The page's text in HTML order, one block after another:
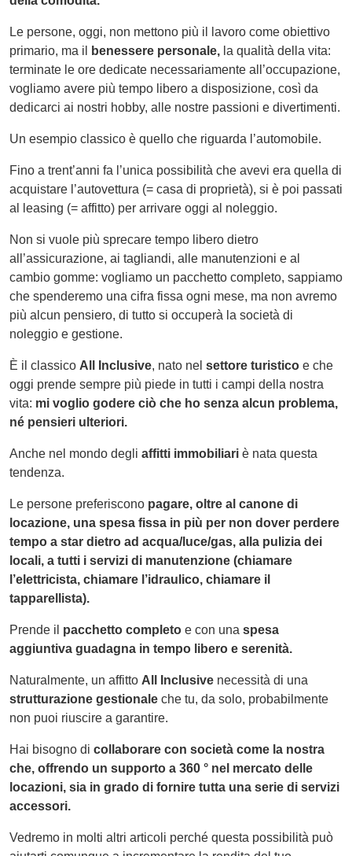
Le persone, oggi, non mettono più il lavoro come obiettivo
primario, ma il
benessere personale, la qualità della vita:
terminate le ore dedicate necessariamente all’occupazione,
vogliamo avere più tempo libero a disposizione, così da
dedicarci ai nostri hobby, alle nostre passioni e divertimenti.
Un esempio classico è quello che riguarda l’automobile.
Fino a trent’anni fa l’unica possibilità che avevi era quella di
acquistare l’autovettura (= casa di proprietà), si è poi passati
al leasing (= affitto) per arrivare oggi al noleggio.
Non si vuole più sprecare tempo libero dietro
all’assicurazione, ai tagliandi, alle manutenzioni e al
cambio gomme: vogliamo un pacchetto completo, sappiamo
che spenderemo una cifra fissa ogni mese, ma non avremo
più alcun pensiero, di tutto si occuperà la società di
noleggio e gestione.
È il classico All Inclusive, nato nel settore turistico e che
oggi prende sempre più piede in tutti i campi della nostra
vita: mi voglio godere ciò che ho senza alcun problema,
né pensieri ulteriori.
Anche nel mondo degli affitti immobiliari è nata questa
tendenza.
Le persone preferiscono pagare, oltre al canone di
locazione, una spesa fissa in più per non dover perdere
tempo a star dietro ad acqua/luce/gas, alla pulizia dei
locali, a tutti i servizi di manutenzione (chiamare
l’elettricista, chiamare l’idraulico, chiamare il
tapparellista).
Prende il pacchetto completo e con una spesa
aggiuntiva guadagna in tempo libero e serenità.
Naturalmente, un affitto All Inclusive necessità di una
strutturazione gestionale che tu, da solo, probabilmente
non puoi riuscire a garantire.
Hai bisogno di collaborare con società come la nostra
che, offrendo un supporto a 360 ° nel mercato delle
locazioni, sia in grado di fornire tutta una serie di servizi
accessori.
Vedremo in molti altri articoli perché questa possibilità può